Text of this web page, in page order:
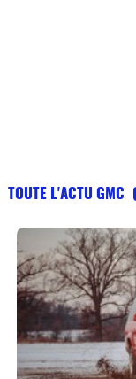
TOUTE L'ACTU GMC